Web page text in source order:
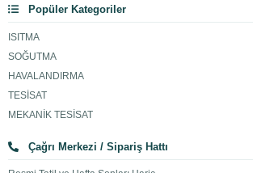
Popüler Kategoriler
ISITMA
SOĞUTMA
HAVALANDIRMA
TESİSAT
MEKANİK TESİSAT
Çağrı Merkezi / Sipariş Hattı